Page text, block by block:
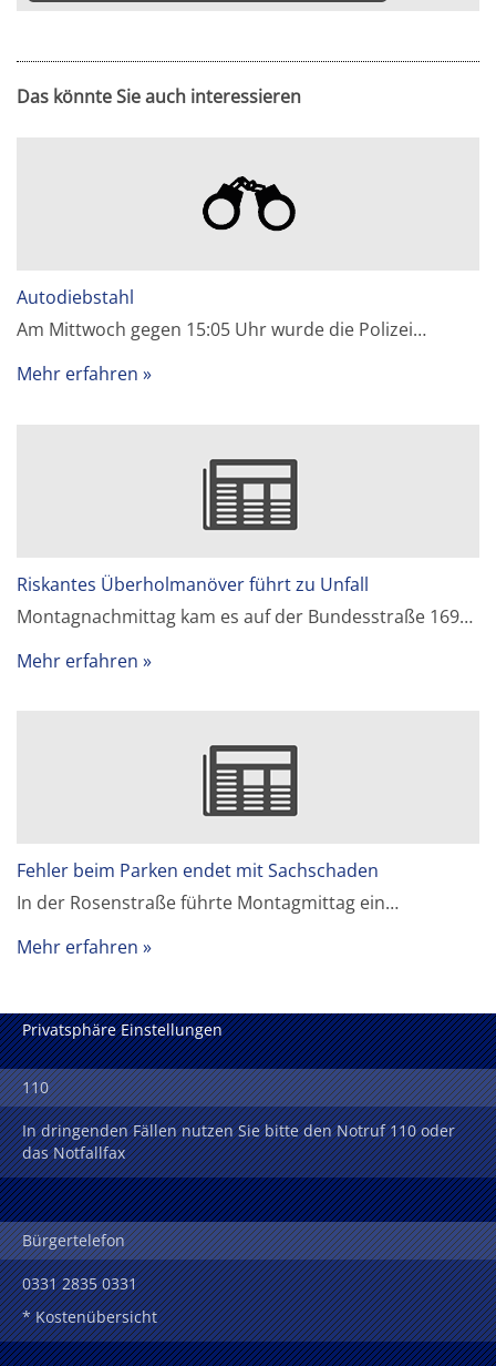
Das könnte Sie auch interessieren
Autodiebstahl
Am Mittwoch gegen 15:05 Uhr wurde die Polizei…
Mehr erfahren
Riskantes Überholmanöver führt zu Unfall
Montagnachmittag kam es auf der Bundesstraße 169…
Mehr erfahren
Fehler beim Parken endet mit Sachschaden
In der Rosenstraße führte Montagmittag ein…
Mehr erfahren
Privatsphäre Einstellungen
110
In dringenden Fällen nutzen Sie bitte den Notruf 110 oder
das Notfallfax
Bürgertelefon
0331 2835 0331
* Kostenübersicht